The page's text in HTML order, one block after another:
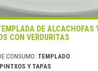
DE ALCACHOFAS
CON VERDURITAS
CONSUMO: TEMPLADO
PINTXOS Y TAPAS